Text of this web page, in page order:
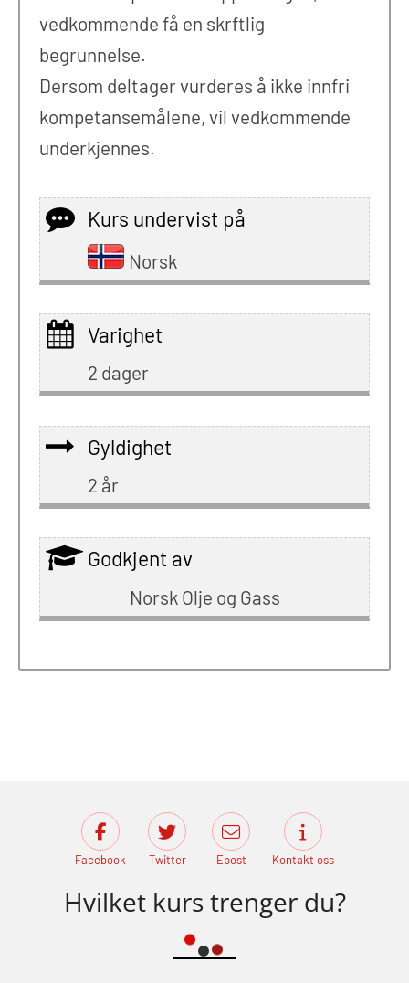
vedkommende få en skrftlig
begrunnelse.
Dersom deltager vurderes å ikke innfri
kompetansemålene, vil vedkommende
underkjennes.
Kurs undervist på
Norsk
Varighet
2 dager
Gyldighet
2 år
Godkjent av
Norsk Olje og Gass
Facebook Twitter Epost Kontakt oss
Hvilket kurs trenger du?